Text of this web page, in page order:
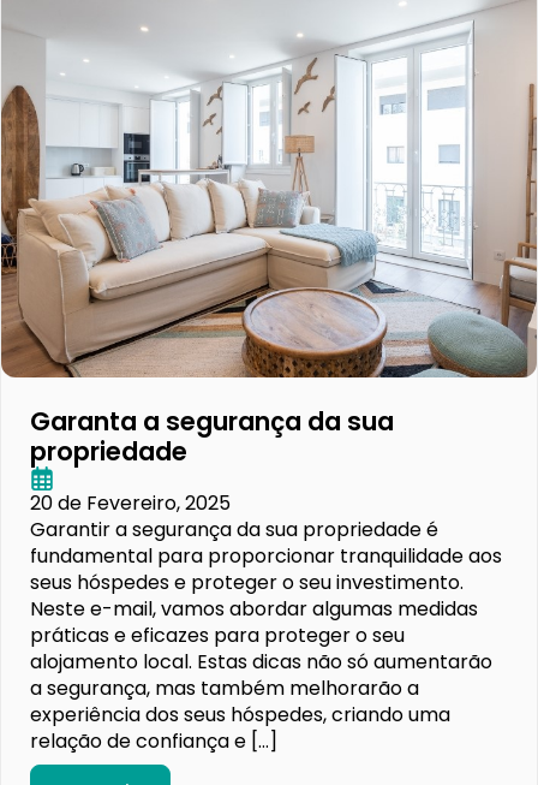
Garanta a segurança da sua
propriedade
20 de Fevereiro, 2025
Garantir a segurança da sua propriedade é
fundamental para proporcionar tranquilidade aos
seus hóspedes e proteger o seu investimento.
Neste e-mail, vamos abordar algumas medidas
práticas e eficazes para proteger o seu
alojamento local. Estas dicas não só aumentarão
a segurança, mas também melhorarão a
experiência dos seus hóspedes, criando uma
relação de confiança e […]